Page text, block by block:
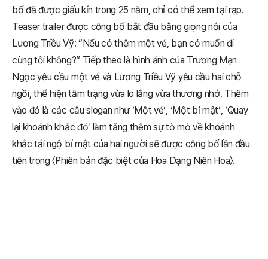
bố đã được giấu kín trong 25 năm, chỉ có thể xem tại rạp.
Teaser trailer được công bố bắt đầu bằng giọng nói của
Lương Triều Vỹ: “Nếu có thêm một vé, bạn có muốn đi
cùng tôi không?” Tiếp theo là hình ảnh của Trương Mạn
Ngọc yêu cầu một vé và Lương Triều Vỹ yêu cầu hai chỗ
ngồi, thể hiện tâm trạng vừa lo lắng vừa thương nhớ. Thêm
vào đó là các câu slogan như ‘Một vé’, ‘Một bí mật’, ‘Quay
lại khoảnh khắc đó’ làm tăng thêm sự tò mò về khoảnh
khắc tái ngộ bí mật của hai người sẽ được công bố lần đầu
tiên trong 〈Phiên bản đặc biệt của Hoa Dạng Niên Hoa〉.